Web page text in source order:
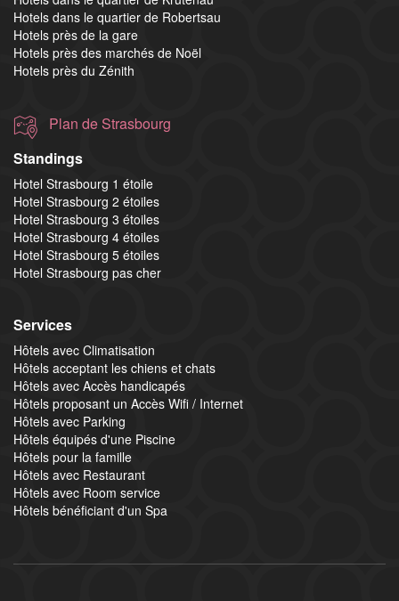
Hotels dans le quartier de Robertsau
Hotels près de la gare
Hotels près des marchés de Noël
Hotels près du Zénith
Plan de Strasbourg
Standings
Hotel Strasbourg 1 étoile
Hotel Strasbourg 2 étoiles
Hotel Strasbourg 3 étoiles
Hotel Strasbourg 4 étoiles
Hotel Strasbourg 5 étoiles
Hotel Strasbourg pas cher
Services
Hôtels avec Climatisation
Hôtels acceptant les chiens et chats
Hôtels avec Accès handicapés
Hôtels proposant un Accès Wifi / Internet
Hôtels avec Parking
Hôtels équipés d'une Piscine
Hôtels pour la famille
Hôtels avec Restaurant
Hôtels avec Room service
Hôtels bénéficiant d'un Spa